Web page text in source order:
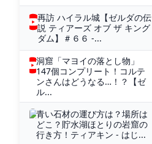
再訪 ハイラル城【ゼルダの伝
説 ティアーズ オブ ザ キング
ダム】＃６６ -...
洞窟「マヨイの落とし物」
147個コンプリート！コルテ
ンさんはどうなる…！？【ゼ
ル...
青い石材の運び方は？場所は
どこ？貯水湖ほとりの岩窟の
行き方！ティアキン - はじ...